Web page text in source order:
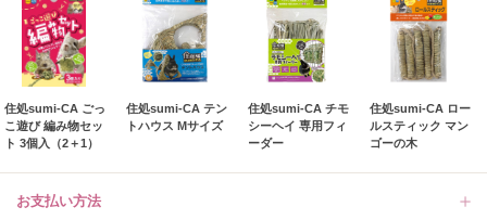
住処sumi-CA ごっ
こ遊び 編み物セッ
ト 3個入（2＋1）
住処sumi-CA テン
トハウス Mサイズ
住処sumi-CA チモ
シーヘイ 専用フィ
ーダー
住処sumi-CA ロー
ルスティック マン
ゴーの木
お支払い方法